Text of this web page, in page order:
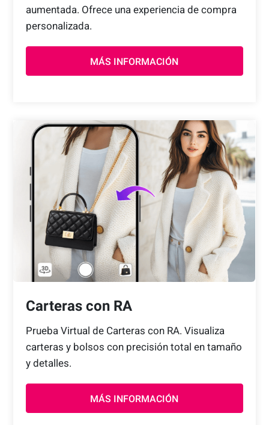
aumentada. Ofrece una experiencia de compra
personalizada.
MÁS INFORMACIÓN
Carteras con RA
Prueba Virtual de Carteras con RA. Visualiza
carteras y bolsos con precisión total en tamaño
y detalles.
MÁS INFORMACIÓN